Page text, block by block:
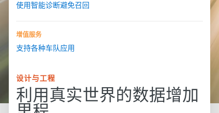
使用智能诊断避免召回
增值服务
支持各种车队应用
设计与工程
利用真实世界的数据增加